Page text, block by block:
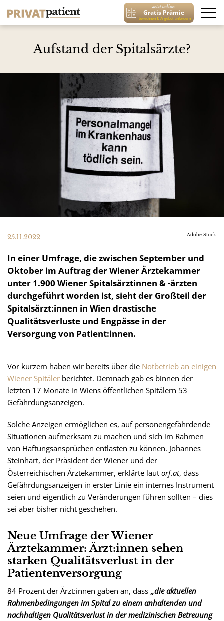
Jetzt online:
Gratis Prämie
berechnen & Angebot anfordern
Aufstand der Spitalsärzte?
Adobe Stock
25.11.2022
In einer Umfrage, die zwischen September und
Oktober im Auftrag der Wiener Ärztekammer
unter 1.900 Wiener Spitalsärztinnen & -ärzten
durchgeführt worden ist, sieht der Großteil der
Spitalsärzt:innen in Wien drastische
Qualitätsverluste und Engpässe in der
Versorgung von Patient:innen.
Vor kurzem haben wir bereits über die Notbetrieb an einigen
Wiener Spitäler berichtet. Demnach gab es binnen der
letzten 17 Monate in Wiens öffentlichen Spitälern 53
Gefährdungsanzeigen.
Solche Anzeigen ermöglichen es, auf personengefährdende
Situationen aufmerksam zu machen und sich im Rahmen
von Haftungsansprüchen entlasten zu können. Johannes
Steinhart, der Präsident der Wiener und der
Österreichischen Ärztekammer, erklärte laut orf.at, dass
Gefährdungsanzeigen in erster Linie ein internes Instrument
seien und eigentlich zu Veränderungen führen sollten – dies
sei aber bisher nicht geschehen.
Neue Umfrage der Wiener
Ärztekammer: Ärzt:innen sehen
starken Qualitätsverlust in der
Patientenversorgung
84 Prozent der Ärzt:innen gaben an, dass „die aktuellen
Rahmenbedingungen im Spital zu einem anhaltenden und
nachhaltigen Qualitätsverlust in der medizinischen Betreuung